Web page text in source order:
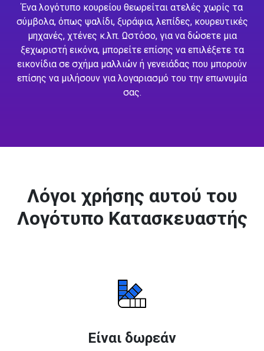
Ένα λογότυπο κουρείου θεωρείται ατελές χωρίς τα
σύμβολα, όπως ψαλίδι, ξυράφια, λεπίδες, κουρευτικές
μηχανές, χτένες κ.λπ. Ωστόσο, για να δώσετε μια
ξεχωριστή εικόνα, μπορείτε επίσης να επιλέξετε τα
εικονίδια σε σχήμα μαλλιών ή γενειάδας που μπορούν
επίσης να μιλήσουν για λογαριασμό του την επωνυμία
σας.
Λόγοι χρήσης αυτού του
Λογότυπο Κατασκευαστής
Είναι δωρεάν